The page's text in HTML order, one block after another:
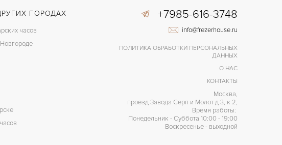
ГОРОДАХ
часов
+7985-616-3748
info@frezerhouse.ru
ПОЛИТИКА ОБРАБОТКИ ПЕРСОНАЛЬНЫХ
ДАННЫХ
О НАС
КОНТАКТЫ
Москва,
проезд Завода Серп и Молот д 3, к 2,
Время работы:
Понедельник - Суббота 10:00 - 19:00
Воскресенье - выходной